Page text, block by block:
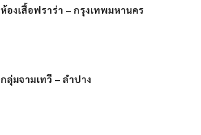
ห้องเสื้อฟราร่า – กรุงเทพมหานคร
กลุ่มจามเทวี – ลำปาง